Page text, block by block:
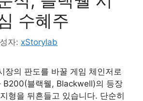
수혜주
자: xStorylab
장의 판도를 바꿀 게임 체인저로
B200(블랙웰, Blackwell)의 등장
형을 뒤흔들고 있습니다. 단순히